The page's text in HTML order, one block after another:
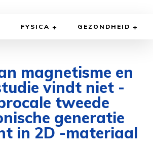
FYSICA GEZONDHEID
magnetisme en
vindt niet -
tweede
generatie
in 2D -materiaal